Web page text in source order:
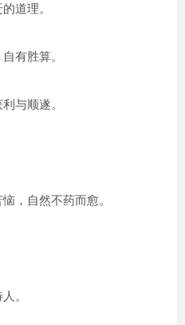
道理。
有胜算。
与顺遂。
，自然不药而愈。
。